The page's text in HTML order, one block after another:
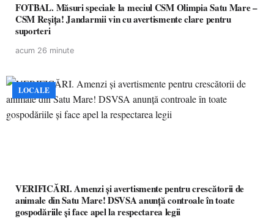
FOTBAL. Măsuri speciale la meciul CSM Olimpia Satu Mare –
CSM Reșița! Jandarmii vin cu avertismente clare pentru
suporteri
acum 26 minute
LOCALE
VERIFICĂRI. Amenzi și avertismente pentru crescătorii de
animale din Satu Mare! DSVSA anunță controale în toate
gospodăriile și face apel la respectarea legii